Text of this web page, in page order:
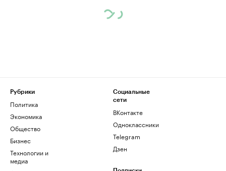
Рубрики
Политика
Экономика
Общество
Бизнес
Технологии и
медиа
Социальные
сети
ВКонтакте
Одноклассники
Telegram
Дзен